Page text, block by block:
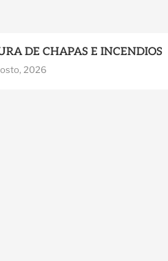
DE CHAPAS E INCENDIOS
2026